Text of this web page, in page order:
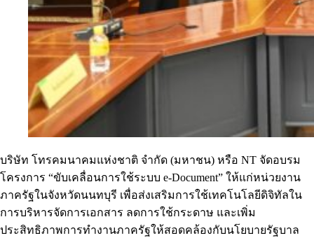
บริษัท โทรคมนาคมแห่งชาติ จำกัด (มหาชน) หรือ NT จัดอบรม
โครงการ “ขับเคลื่อนการใช้ระบบ e-Document” ให้แก่หน่วยงาน
ภาครัฐในจังหวัดนนทบุรี เพื่อส่งเสริมการใช้เทคโนโลยีดิจิทัลใน
การบริหารจัดการเอกสาร ลดการใช้กระดาษ และเพิ่ม
ประสิทธิภาพการทำงานภาครัฐให้สอดคล้องกับนโยบายรัฐบาล